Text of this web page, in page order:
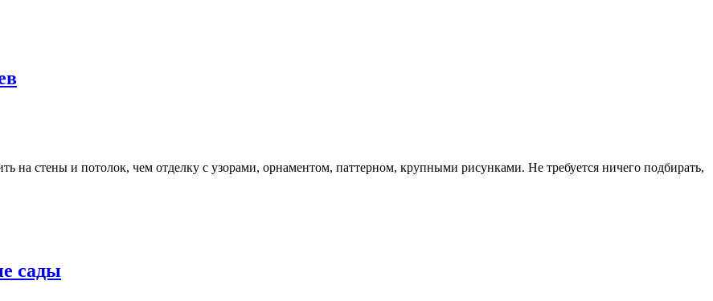
на стены и потолок, чем отделку с узорами, орнаментом, паттерном, крупными рисунками. Не требуется ничего подбирать,
сады